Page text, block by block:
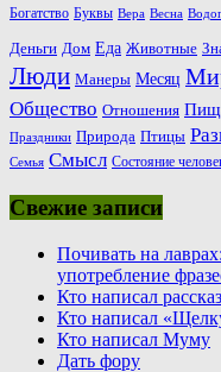
Богатство Буквы Вера Весна
Деньги Дом Еда Животные
Люди Манеры Месяц
Общество Отношения
Праздники Природа Птицы
Семья Смысл Состояние
Свежие записи
Почивать на
употребление
Кто написал
Кто написал
Кто написал Муму
Дать фору